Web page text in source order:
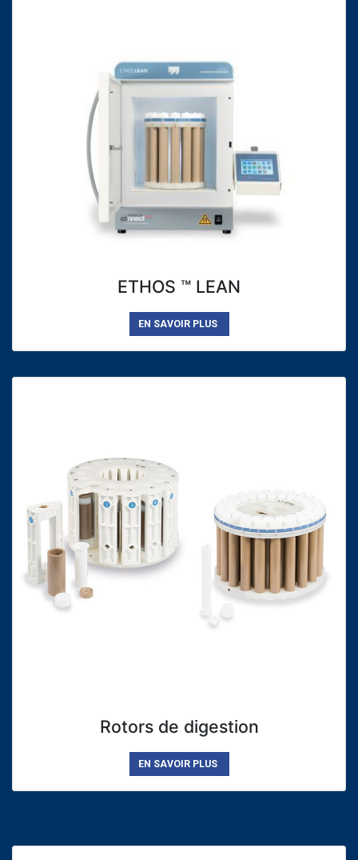
ETHOS ™ LEAN
EN SAVOIR PLUS
Rotors de digestion
EN SAVOIR PLUS